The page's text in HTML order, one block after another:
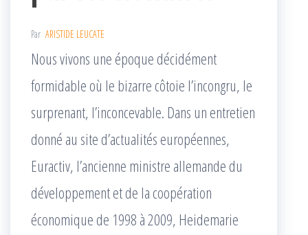
Par ARISTIDE LEUCATE
Nous vivons une époque décidément
formidable où le bizarre côtoie l’incongru, le
surprenant, l’inconcevable. Dans un entretien
donné au site d’actualités européennes,
Euractiv, l’ancienne ministre allemande du
développement et de la coopération
économique de 1998 à 2009, Heidemarie